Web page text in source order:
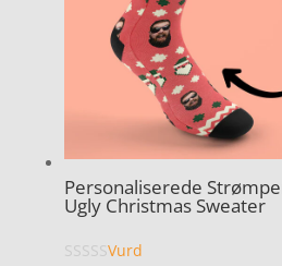
Personaliserede
Ugly Christmas Sweater
Vurd